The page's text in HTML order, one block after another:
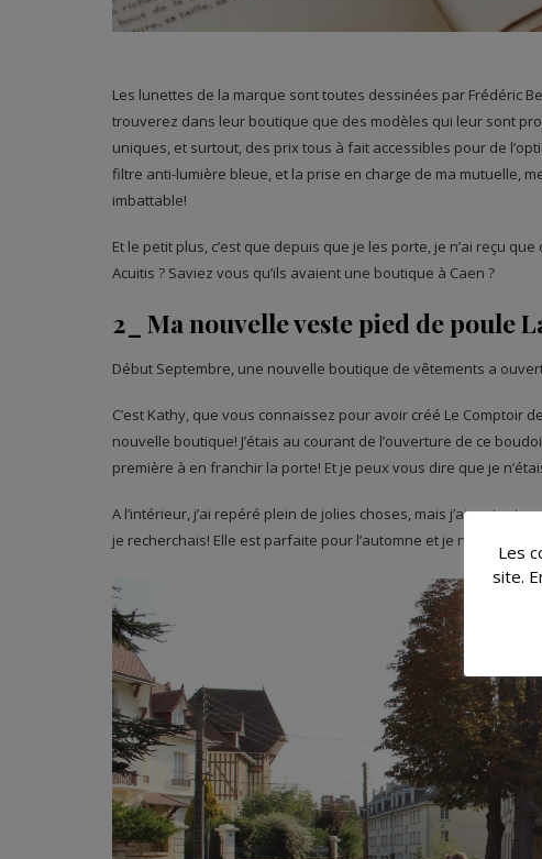
Les lunettes de la marque sont toutes dessinées par Frédéric
trouverez dans leur boutique que des modèles qui leur sont
uniques, et surtout, des prix tous à fait accessibles pour de
filtre anti-lumière bleue, et la prise en charge de ma mutuelle,
imbattable!
Et le petit plus, c’est que depuis que je les porte, je n’ai reçu
Acuitis ? Saviez vous qu’ils avaient une boutique à Caen ?
2_ Ma nouvelle veste pied de poule
Début Septembre, une nouvelle boutique de vêtements a
C’est Kathy, que vous connaissez pour avoir créé Le Comptoir
nouvelle boutique! J’étais au courant de l’ouverture de ce
première à en franchir la porte! Et je peux vous dire que je
A l’intérieur, j’ai repéré plein de jolies choses, mais j’ai surtout
je recherchais! Elle est parfaite pour l’automne et je n’en
Les
site.